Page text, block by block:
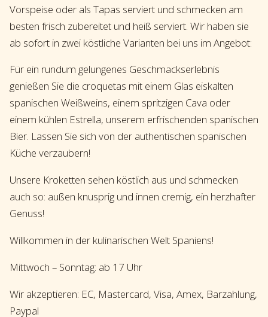
Vorspeise oder als Tapas serviert und schmecken am
besten frisch zubereitet und heiß serviert. Wir haben sie
ab sofort in zwei köstliche Varianten bei uns im Angebot:
Für ein rundum gelungenes Geschmackserlebnis
genießen Sie die croquetas mit einem Glas eiskalten
spanischen Weißweins, einem spritzigen Cava oder
einem kühlen Estrella, unserem erfrischenden spanischen
Bier. Lassen Sie sich von der authentischen spanischen
Küche verzaubern!
Unsere Kroketten sehen köstlich aus und schmecken
auch so: außen knusprig und innen cremig, ein herzhafter
Genuss!
Willkommen in der kulinarischen Welt Spaniens!
Mittwoch – Sonntag: ab 17 Uhr
Wir akzeptieren: EC, Mastercard, Visa, Amex, Barzahlung,
Paypal